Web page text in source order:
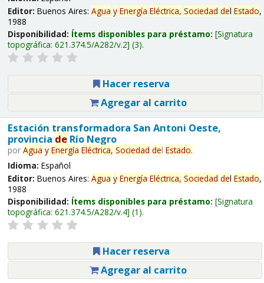
Editor: Buenos Aires: Agua y Energía Eléctrica, Sociedad del Estado,
1988
Disponibilidad: Ítems disponibles para préstamo: Signatura
topográfica: 621.374.5/A282/v.2 (3).
Hacer reserva
Agregar al carrito
Estación transformadora San Antoni Oeste,
provincia deRío Negro
por Agua y Energía Eléctrica, Sociedad del Estado.
Idioma: Español
Editor: Buenos Aires: Agua y Energía Eléctrica, Sociedad del Estado,
1988
Disponibilidad: Ítems disponibles para préstamo: Signatura
topográfica: 621.374.5/A282/v.4 (1).
Hacer reserva
Agregar al carrito